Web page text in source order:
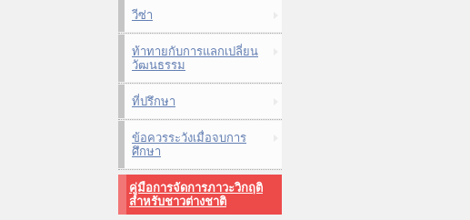
วีซ่า
ท้าทายกับการแลกเปลี่ยน
วัฒนธรรม
ที่ปรึกษา
ข้อควรระวังเมื่อจบการ
ศึกษา
คู่มือการจัดการภาวะวิกฤติ
สำหรับชาวต่างชาติ